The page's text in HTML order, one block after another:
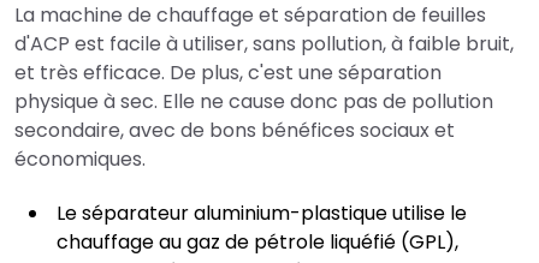
La machine de chauffage et séparation de feuilles
d'ACP est facile à utiliser, sans pollution, à faible bruit,
et très efficace. De plus, c'est une séparation
physique à sec. Elle ne cause donc pas de pollution
secondaire, avec de bons bénéfices sociaux et
économiques.
Le séparateur aluminium-plastique utilise le
chauffage au gaz de pétrole liquéfié (GPL),